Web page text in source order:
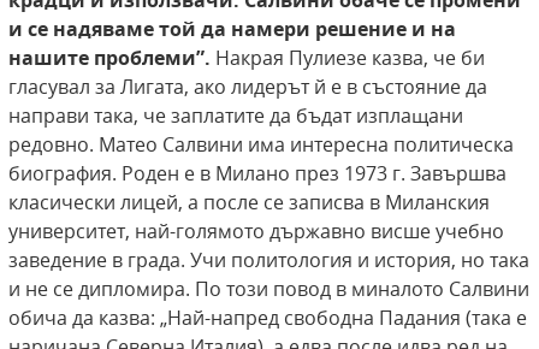
и се надяваме той да намери решение и на
нашите проблеми”. Накрая Пулиезе казва, че би
гласувал за Лигата, ако лидерът й е в състояние да
направи така, че заплатите да бъдат изплащани
редовно. Матео Салвини има интересна политическа
биография. Роден е в Милано през 1973 г. Завършва
класически лицей, а после се записва в Миланския
университет, най-голямото държавно висше учебно
заведение в града. Учи политология и история, но така
и не се дипломира. По този повод в миналото Салвини
обича да казва: „Най-напред свободна Падания (така е